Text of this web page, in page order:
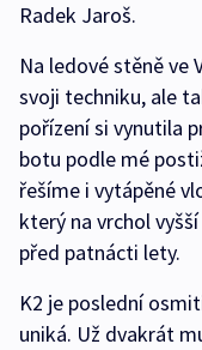
Radek Jaroš.
Na ledové stěně ve
svoji techniku, ale
pořízení si vynutila
botu podle mé
řešíme i vytápěné
který na vrchol
před patnácti lety.
K2 je poslední
uniká. Už dvakrát